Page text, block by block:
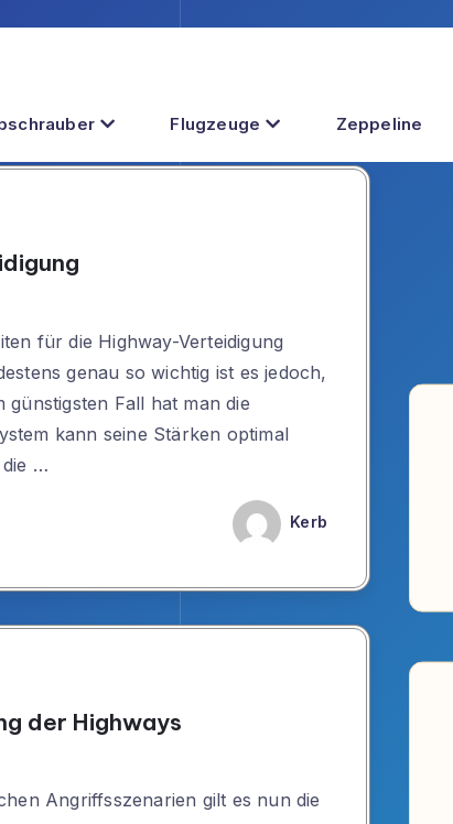
Flugzeuge Zeppeline
für die Highway-Verteidigung
genau so wichtig ist es jedoch,
Fall hat man die
kann seine Stärken optimal
die …
Kerb
der Highways
Angriffsszenarien gilt es nun die